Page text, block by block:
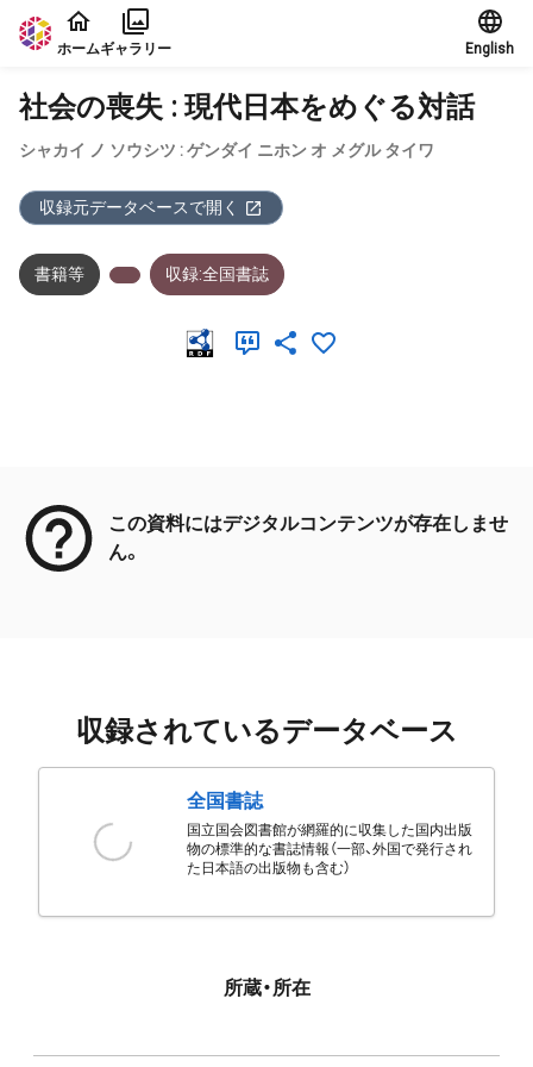
本文に飛ぶ
ホームギャラリー English
社会の喪失 : 現代日本をめぐる対話
シャカイ ノ ソウシツ : ゲンダイ ニホン オ メグル タイワ
収録元データベースで開く
書籍等 収録:全国書誌
この資料にはデジタルコンテンツが存在しませ
ん。
収録されているデータベース
全国書誌
国立国会図書館が網羅的に収集した国内出版
物の標準的な書誌情報（一部、外国で発行され
た日本語の出版物も含む）
所蔵・所在